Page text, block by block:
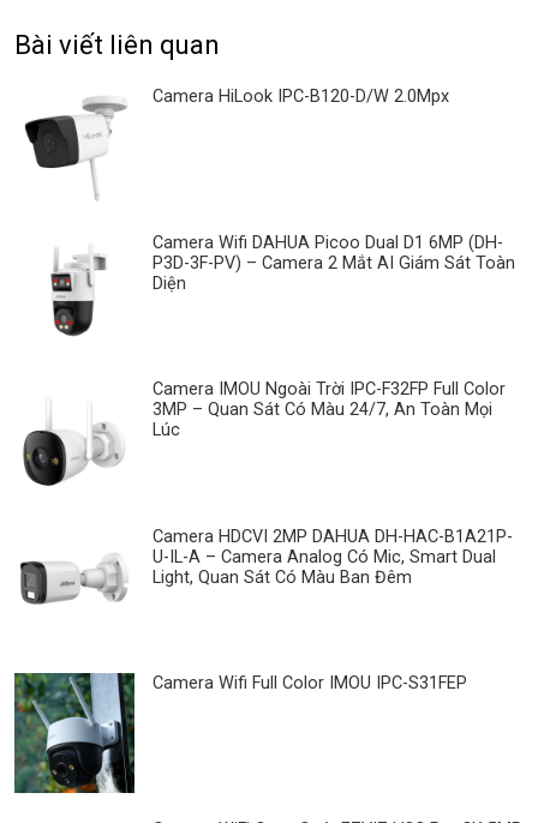
Bài viết liên quan
Camera HiLook IPC-B120-D/W 2.0Mpx
Camera Wifi DAHUA Picoo Dual D1 6MP (DH-
P3D-3F-PV) – Camera 2 Mắt AI Giám Sát Toàn
Diện
Camera IMOU Ngoài Trời IPC-F32FP Full Color
3MP – Quan Sát Có Màu 24/7, An Toàn Mọi
Lúc
Camera HDCVI 2MP DAHUA DH-HAC-B1A21P-
U-IL-A – Camera Analog Có Mic, Smart Dual
Light, Quan Sát Có Màu Ban Đêm
Camera Wifi Full Color IMOU IPC-S31FEP